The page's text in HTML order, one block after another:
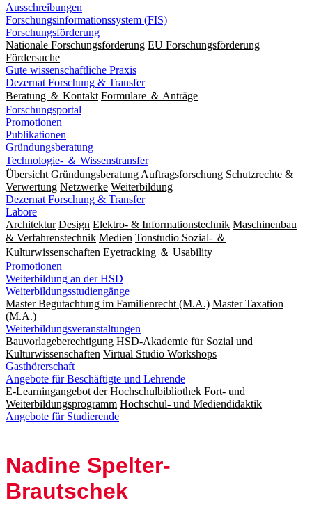
Ausschreibungen
Forschungsinformationssystem (FIS)
Forschungsförderung
Nationale Forschungsförderung EU Forschungsförderung
Fördersuche
Gute wissenschaftliche Praxis
Dezernat Forschung & Transfer
Beratung ＆ Kontakt Formulare ＆ Anträge
Forschungsportal
Promotionen
Publikationen
Gründungsberatung
Technologie- ＆ Wissenstransfer
Übersicht Gründungsberatung Auftragsforschung Schutzrechte &
Verwertung Netzwerke Weiterbildung
Dezernat Forschung & Transfer
Labore
Architektur Design Elektro- & Informationstechnik Maschinenbau
& Verfahrenstechnik Medien Tonstudio Sozial- ＆
Kulturwissenschaften Eyetracking ＆ Usability
Promotionen
Weiterbildung an der HSD
Weiterbildungsstudiengänge
Master Begutachtung im Familienrecht (M.A.) Master Taxation
(M.A.)
Weiterbildungsveranstaltungen
Bauvorlageberechtigung HSD-Akademie für Sozial und
Kulturwissenschaften Virtual Studio Workshops
Gasthörerschaft
Angebote für Beschäftigte und Lehrende
E-Learningangebot der Hochschulbibliothek Fort- und
Weiterbildungsprogramm Hochschul- und Mediendidaktik
Angebote für Studierende
Nadine Spelter-
Brautschek